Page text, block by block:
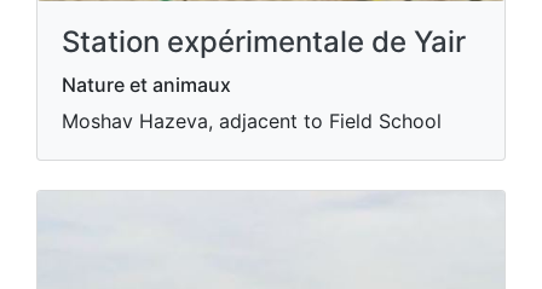
Station expérimentale de Yair
Nature et animaux
Moshav Hazeva, adjacent to Field School